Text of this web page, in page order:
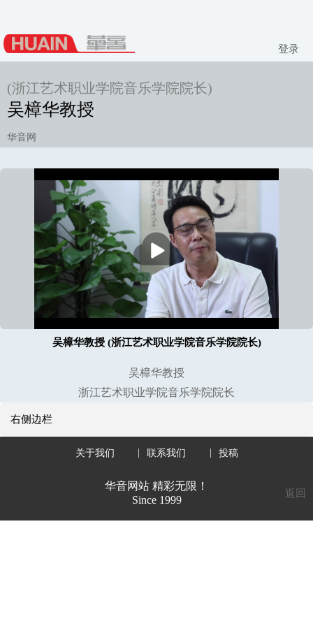
登录
(浙江艺术职业学院音乐学院院长)
吴樟华教授
华音网
放
吴樟华教授 (浙江艺术职业学院音乐学院院长)
吴樟华教授
浙江艺术职业学院音乐学院院长
右侧边栏
关于我们 联系我们 投稿
华音网站 精彩无限！
Since 1999
返回